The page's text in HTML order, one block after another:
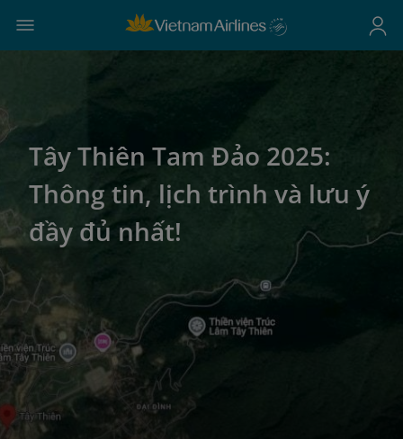
Tây Thiên Tam Đảo 2025:
Thông tin, lịch trình và lưu ý
đầy đủ nhất!